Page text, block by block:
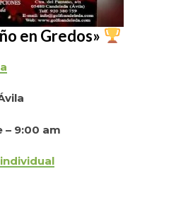
en Gredos»
– 9:00 am